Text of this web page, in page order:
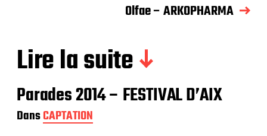
Olfae – ARKOPHARMA
Lire la suite
Parades 2014 – FESTIVAL D’AIX
DansCAPTATION